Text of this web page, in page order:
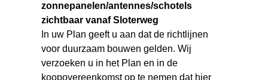
zonnepanelen/antennes/schotels
zichtbaar vanaf Sloterweg
In uw Plan geeft u aan dat de richtlijnen
voor duurzaam bouwen gelden. Wij
verzoeken u in het Plan en in de
koopovereenkomst op te nemen dat hier